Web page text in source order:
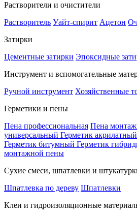
Растворители и очистители
Растворитель Уайт-спирит Ацетон
Затирки
Цементные затирки Эпоксидные
Инструмент и вспомогательные
Ручной инструмент Хозяйственные
Герметики и пены
Пена профессиональная Пена
универсальный Герметик
Герметик битумный Герметик
монтажной пены
Сухие смеси, шпатлевки и
Шпатлевка по дереву Шпатлевки
Клеи и гидроизоляционные